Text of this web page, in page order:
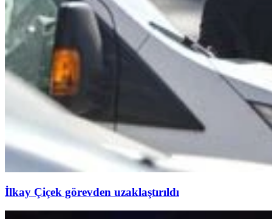
İlkay Çiçek görevden uzaklaştırıldı